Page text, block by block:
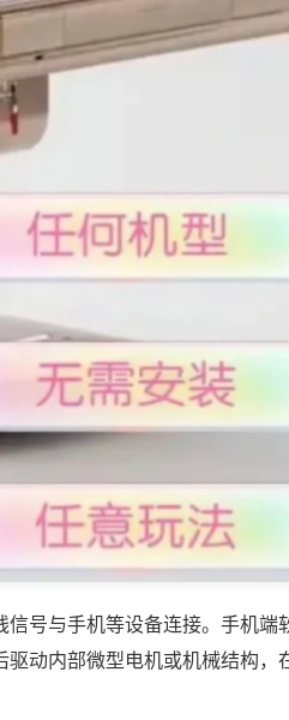
号与手机等设备连接。手机端
动内部微型电机或机械结构，